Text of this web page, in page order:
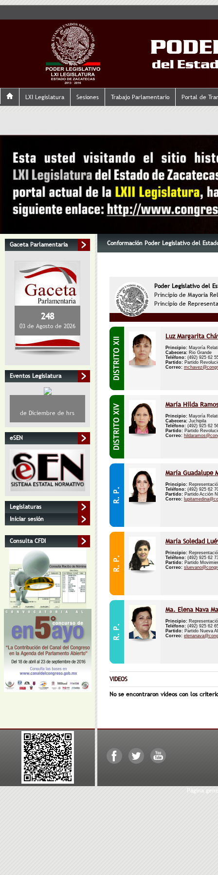
LXI Legislatura Sesiones Trabajo Parlamentario Portal de
Gaceta Parlamentaria
248
03 de Agosto de 2026
Eventos Legislatura
de Diciembre de hrs
eSEN
Legislaturas
Iniciar sesión
Consulta CFDI
Conformación Poder Legislativo del
Poder Legislativo del
Principio de Mayoria
Principio de
Luz Margarita
Principio: Mayoría
Cabecera: Rio Grande
Teléfono: (492) 925 62
Partido: Partido
Correo:
María Hilda
Principio: Mayoría
Cabecera: Juchipila
Teléfono: (492) 925 62
Partido: Partido
Correo:
María Guadalupe
Principio:
Teléfono: (492) 925 62
Partido: Partido Acción
Correo:
María Soledad
Principio:
Teléfono: (492) 925 62
Partido: Partido
Correo:
Ma. Elena Nava
Principio:
Teléfono: (492) 925 62
Partido: Partido Nueva
Correo:
VIDEOS
No se encontraron videos con los
Página